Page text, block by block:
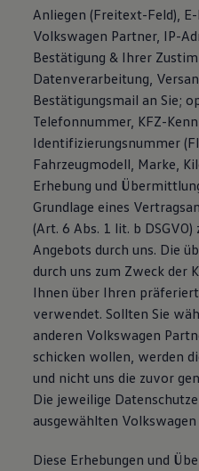
Anliegen (Freitext-Feld),
Volkswagen Partner, IP-
Bestätigung & Ihrer
Datenverarbeitung,
Bestätigungsmail an Sie;
Telefonnummer, KFZ-
Identifizierungsnummer
Fahrzeugmodell, Marke,
Erhebung und
Grundlage eines
(Art. 6 Abs. 1 lit. b
Angebots durch uns. Die
durch uns zum Zweck der
Ihnen über Ihren
verwendet. Sollten Sie
anderen Volkswagen
schicken wollen, werden
und nicht uns die zuvor
Die jeweilige
ausgewählten
Diese Erhebungen und